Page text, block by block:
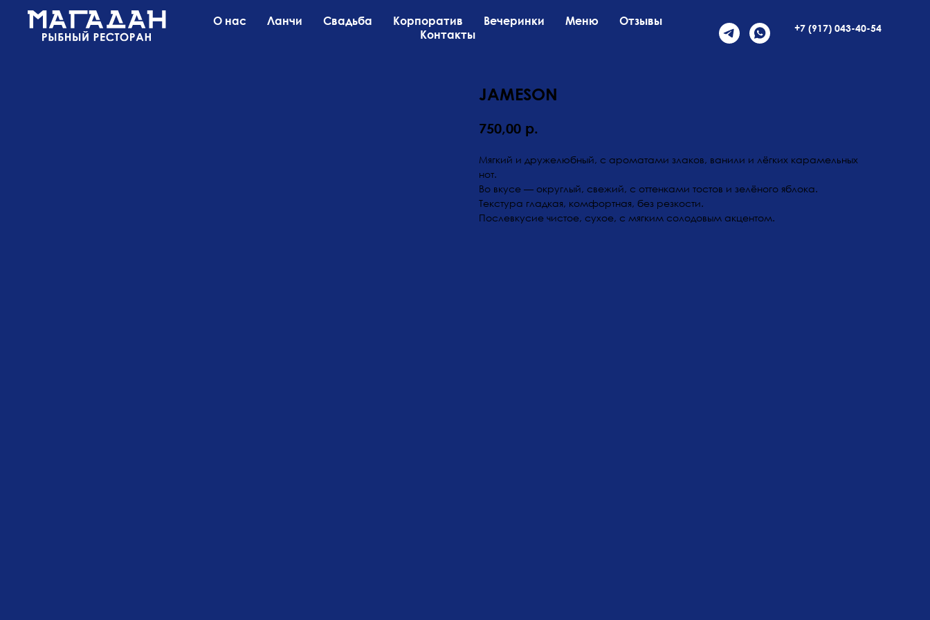
О нас Ланчи Свадьба Корпоратив Вечеринки Меню
Отзывы
Контакты
+7 (917) 043-40-54
JAMESON
750,00 р.
Мягкий и дружелюбный, с ароматами злаков, ванили и лёгких карамельных
нот.
Во вкусе — округлый, свежий, с оттенками тостов и зелёного яблока.
Текстура гладкая, комфортная, без резкости.
Послевкусие чистое, сухое, с мягким солодовым акцентом.